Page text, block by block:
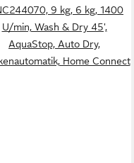
9 kg, 6 kg, 1400
U/min, Wash & Dry 45',
AquaStop, Auto Dry,
Home Connect